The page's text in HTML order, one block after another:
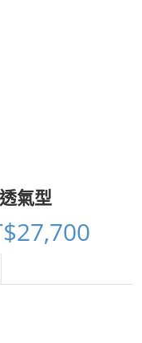
氣型
27,700